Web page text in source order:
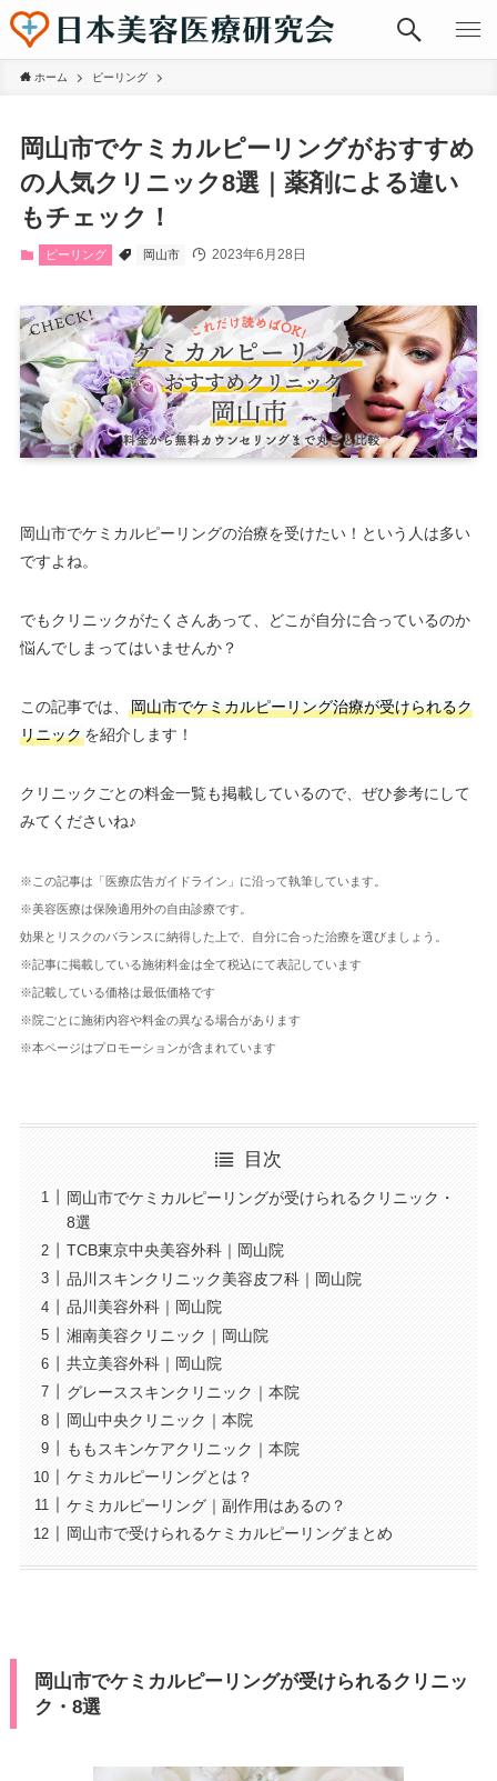
ホーム ピーリング
岡山市でケミカルピーリングがおすすめ
の人気クリニック8選｜薬剤による違い
もチェック！
ピーリング 岡山市 2023年6月28日
岡山市でケミカルピーリングの治療を受けたい！という人は多い
ですよね。
でもクリニックがたくさんあって、どこが自分に合っているのか
悩んでしまってはいませんか？
この記事では、
岡山市でケミカルピーリング治療が受けられるク
リニックを紹介します！
クリニックごとの料金一覧も掲載しているので、ぜひ参考にして
みてくださいね♪
※この記事は「医療広告ガイドライン」に沿って執筆しています。
※美容医療は保険適用外の自由診療です。
効果とリスクのバランスに納得した上で、自分に合った治療を選びましょう。
※記事に掲載している施術料金は全て税込にて表記しています
※記載している価格は最低価格です
※院ごとに施術内容や料金の異なる場合があります
※本ページはプロモーションが含まれています
目次
岡山市でケミカルピーリングが受けられるクリニック・
8選
TCB東京中央美容外科｜岡山院
品川スキンクリニック美容皮フ科｜岡山院
品川美容外科｜岡山院
湘南美容クリニック｜岡山院
共立美容外科｜岡山院
グレーススキンクリニック｜本院
岡山中央クリニック｜本院
ももスキンケアクリニック｜本院
ケミカルピーリングとは？
ケミカルピーリング｜副作用はあるの？
岡山市で受けられるケミカルピーリングまとめ
岡山市でケミカルピーリングが受けられるクリニッ
ク・8選